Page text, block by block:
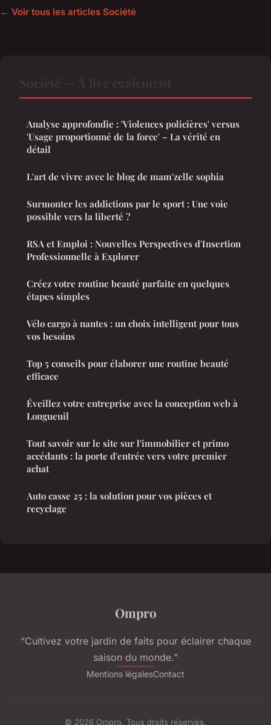
← Voir tous les articles Société
Analyse approfondie : 'Violences policières' versus
'Usage proportionné de la force' – La vérité en
détail
L'art de vivre avec le blog de mam'zelle sophia
Surmonter les addictions par le sport : Une voie
possible vers la liberté ?
RSA et Emploi : Nouvelles Perspectives d'Insertion
Professionnelle à Explorer
Créez votre routine beauté parfaite en quelques
étapes simples
Vélo cargo à nantes : un choix intelligent pour tous
vos besoins
Top 5 conseils pour élaborer une routine beauté
efficace
Éveillez votre entreprise avec la conception web à
Longueuil
Tout savoir sur le site sur l'immobilier et primo
accédants : la porte d'entrée vers votre premier
achat
Auto casse 25 : la solution pour vos pièces et
recyclage
Ompro
“Cultivez votre jardin de faits pour éclairer chaque
saison du monde.”
Mentions légalesContact
© 2026 Ompro. Tous droits réservés.